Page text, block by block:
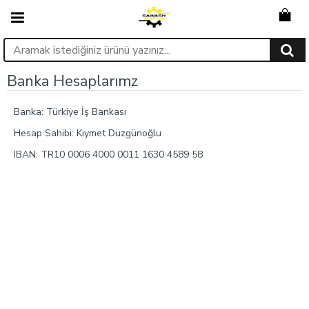
Banka Hesaplarımz
Banka: Türkiye İş Bankası
Hesap Sahibi: Kıymet Düzgünoğlu
IBAN: TR10 0006 4000 0011 1630 4589 58